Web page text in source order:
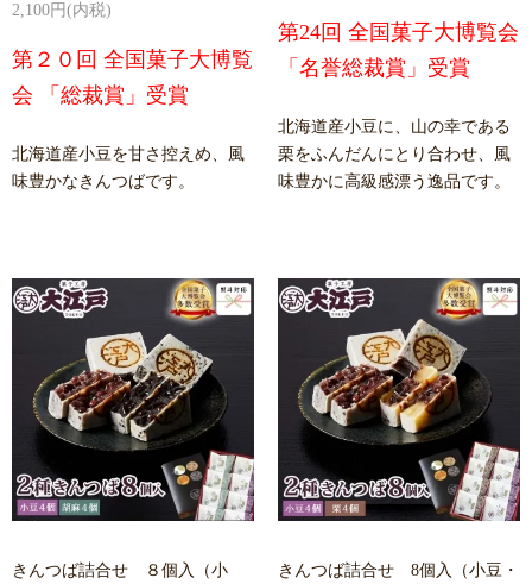
2,100円(内税)
第２０回 全国菓子大博覧
会 「総裁賞」受賞
北海道産小豆を甘さ控えめ、風
味豊かなきんつばです。
第24回 全国菓子大博覧会
「名誉総裁賞」受賞
北海道産小豆に、山の幸である
栗をふんだんにとり合わせ、風
味豊かに高級感漂う逸品です。
きんつば詰合せ ８個入（小
きんつば詰合せ 8個入（小豆・